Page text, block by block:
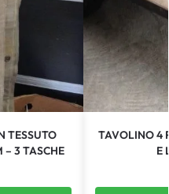
TESSUTO
– 3 TASCHE
TAVOLINO 4
E